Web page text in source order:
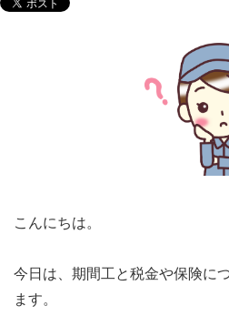
こんにちは。
今日は、期間工と税金や保険に
ます。